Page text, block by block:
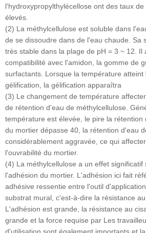
l'hydroxypropylthylécellose ont des taux
élevés.
(2) La méthylcellulose est soluble dans
de se dissoudre dans de l'eau chaude. Sa
très stable dans la plage de pH = 3 ~ 12. Il
compatibilité avec l'amidon, la gomme de
surfactants. Lorsque la température atteint
gélification, la gélification apparaîtra
(3) Le changement de température
de rétention d'eau de méthylcellulose.
température est élevée, le pire la rétention
du mortier dépasse 40, la rétention d'eau
considérablement aggravée, ce qui
l'ouvrabilité du mortier.
(4) La méthylcellulose a un effet
l'adhésion du mortier. L'adhésion ici fait
adhésive ressentie entre l'outil
substrat mural, c'est-à-dire la résistance
L'adhésion est grande, la résistance au
grande et la force requise par Les